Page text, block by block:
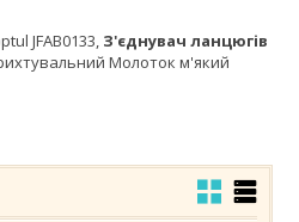
JFAB0133, З'єднувач ланцюгів
Молоток м'який